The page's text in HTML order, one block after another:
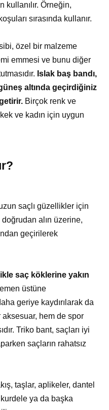
kullanılır. Örneğin,
sırasında kullanır.
özel bir malzeme
emmesi ve bunu diğer
Islak baş bandı,
altında geçirdiğiniz
Birçok renk ve
ve kadın için uygun
saçlı güzellikler için
alın üzerine,
geçirilerek
saç köklerine yakın
üstüne
geriye kaydırılarak da
aksesuar, hem de spor
Triko bant, saçları iyi
saçların rahatsız
taşlar, aplikeler, dantel
ya da başka